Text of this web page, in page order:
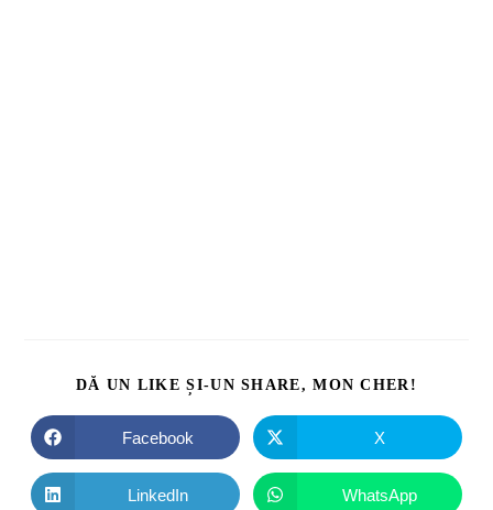
DĂ UN LIKE ȘI-UN SHARE, MON CHER!
Facebook X
LinkedIn WhatsApp